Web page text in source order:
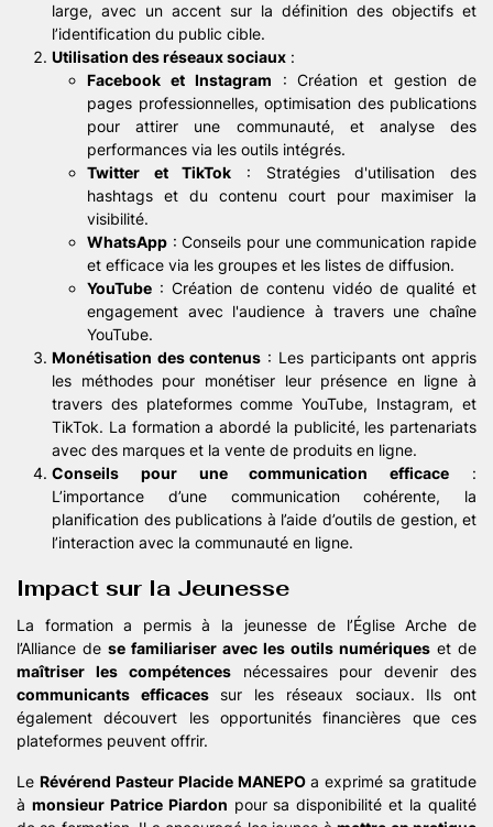
large, avec un accent sur la définition des objectifs et
l’identification du public cible.
Utilisation des réseaux sociaux :
Facebook et Instagram : Création et gestion de
pages professionnelles, optimisation des publications
pour attirer une communauté, et analyse des
performances via les outils intégrés.
Twitter et TikTok : Stratégies d'utilisation des
hashtags et du contenu court pour maximiser la
visibilité.
WhatsApp : Conseils pour une communication rapide
et efficace via les groupes et les listes de diffusion.
YouTube : Création de contenu vidéo de qualité et
engagement avec l'audience à travers une chaîne
YouTube.
Monétisation des contenus : Les participants ont appris
les méthodes pour monétiser leur présence en ligne à
travers des plateformes comme YouTube, Instagram, et
TikTok. La formation a abordé la publicité, les partenariats
avec des marques et la vente de produits en ligne.
Conseils pour une communication efficace :
L’importance d’une communication cohérente, la
planification des publications à l’aide d’outils de gestion, et
l’interaction avec la communauté en ligne.
Impact sur la Jeunesse
La formation a permis à la jeunesse de l’Église Arche de
l’Alliance de se familiariser avec les outils numériques et de
maîtriser les compétencesnécessaires pour devenir des
communicants efficacessur les réseaux sociaux. Ils ont
également découvert les opportunités financières que ces
plateformes peuvent offrir.
Le Révérend Pasteur Placide MANEPOa exprimé sa gratitude
à monsieur Patrice Piardon pour sa disponibilité et la qualité